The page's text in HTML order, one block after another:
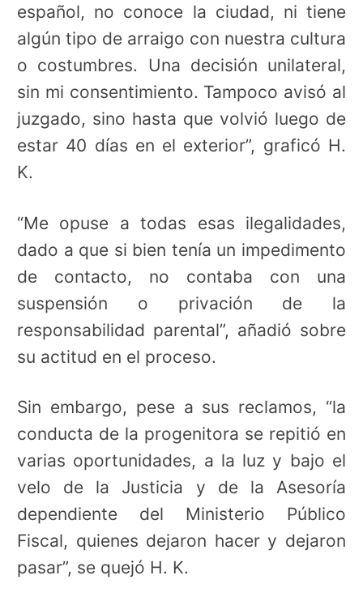
español, no conoce la ciudad, ni tiene
algún tipo de arraigo con nuestra cultura
o costumbres. Una decisión unilateral,
sin mi consentimiento. Tampoco avisó al
juzgado, sino hasta que volvió luego de
estar 40 días en el exterior”, graficó H.
K.
“Me opuse a todas esas ilegalidades,
dado a que si bien tenía un impedimento
de contacto, no contaba con una
suspensión o privación de la
responsabilidad parental”, añadió sobre
su actitud en el proceso.
Sin embargo, pese a sus reclamos, “la
conducta de la progenitora se repitió en
varias oportunidades, a la luz y bajo el
velo de la Justicia y de la Asesoría
dependiente del Ministerio Público
Fiscal, quienes dejaron hacer y dejaron
pasar”, se quejó H. K.